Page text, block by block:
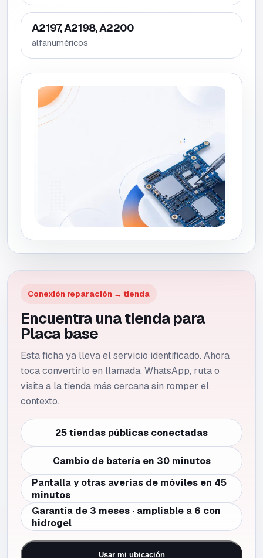
A2197, A2198, A2200
alfanuméricos
Conexión reparación → tienda
Encuentra una tienda para
Placa base
Esta ficha ya lleva el servicio identificado. Ahora
toca convertirlo en llamada, WhatsApp, ruta o
visita a la tienda más cercana sin romper el
contexto.
25 tiendas públicas conectadas
Cambio de batería en 30 minutos
Pantalla y otras averías de móviles en 45
minutos
Garantía de 3 meses · ampliable a 6 con
hidrogel
Usar mi ubicación